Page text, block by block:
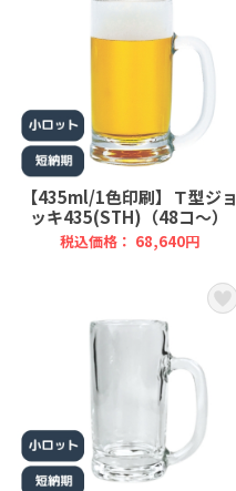
【435ml/1色印刷】Ｔ型ジョ
ッキ435(STH)（48コ～）
税込価格： 68,640円